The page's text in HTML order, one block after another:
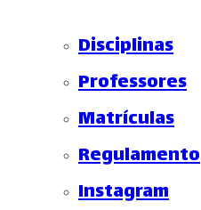
Disciplinas
Professores
Matrículas
Regulamento
Instagram